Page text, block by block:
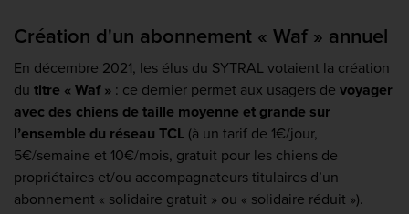
Création d'un abonnement « Waf » annuel
En décembre 2021, les élus du SYTRAL votaient la création
du titre « Waf » : ce dernier permet aux usagers de voyager
avec des chiens de taille moyenne et grande sur
l’ensemble du réseau TCL (à un tarif de 1€/jour,
5€/semaine et 10€/mois, gratuit pour les chiens de
propriétaires et/ou accompagnateurs titulaires d’un
abonnement « solidaire gratuit » ou « solidaire réduit »).